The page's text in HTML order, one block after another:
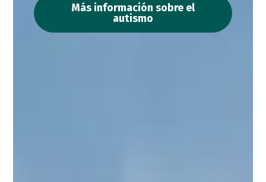
Más información sobre el
autismo